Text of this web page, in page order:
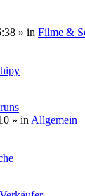
» in Filme &
» inAllgemein